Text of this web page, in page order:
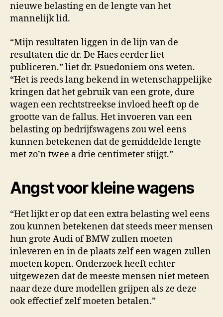
nieuwe belasting en de lengte van het
mannelijk lid.
“Mijn resultaten liggen in de lijn van de
resultaten die dr. De Haes eerder liet
publiceren.” liet dr. Psuedoniem ons weten.
“Het is reeds lang bekend in wetenschappelijke
kringen dat het gebruik van een grote, dure
wagen een rechtstreekse invloed heeft op de
grootte van de fallus. Het invoeren van een
belasting op bedrijfswagens zou wel eens
kunnen betekenen dat de gemiddelde lengte
met zo’n twee a drie centimeter stijgt.”
Angst voor kleine wagens
“Het lijkt er op dat een extra belasting wel eens
zou kunnen betekenen dat steeds meer mensen
hun grote Audi of BMW zullen moeten
inleveren en in de plaats zelf een wagen zullen
moeten kopen. Onderzoek heeft echter
uitgewezen dat de meeste mensen niet meteen
naar deze dure modellen grijpen als ze deze
ook effectief zelf moeten betalen.”